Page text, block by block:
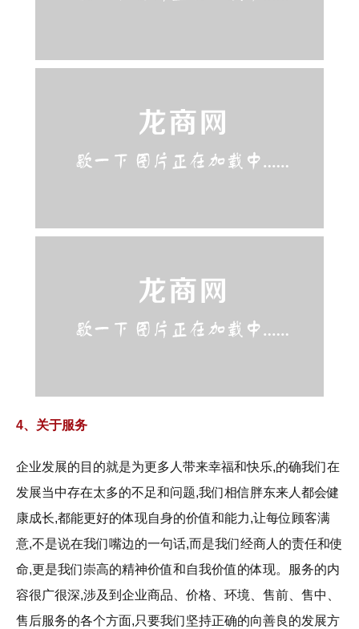
4、关于服务
企业发展的目的就是为更多人带来幸福和快乐,的确我们在
发展当中存在太多的不足和问题,我们相信胖东来人都会健
康成长,都能更好的体现自身的价值和能力,让每位顾客满
意,不是说在我们嘴边的一句话,而是我们经商人的责任和使
命,更是我们崇高的精神价值和自我价值的体现。服务的内
容很广很深,涉及到企业商品、价格、环境、售前、售中、
售后服务的各个方面,只要我们坚持正确的向善良的发展方